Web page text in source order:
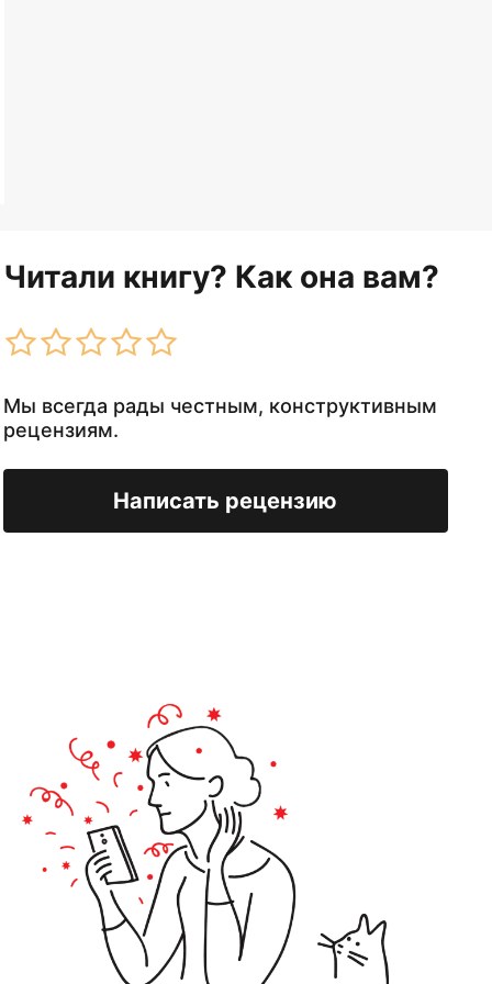
Читали книгу? Как она вам?
Мы всегда рады честным, конструктивным
рецензиям.
Написать рецензию